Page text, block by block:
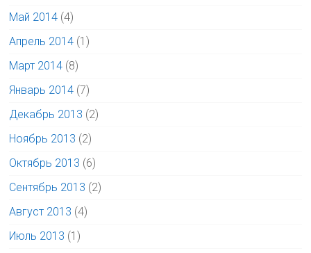
Май 2014 (4)
Апрель 2014 (1)
Март 2014 (8)
Январь 2014 (7)
Декабрь 2013 (2)
Ноябрь 2013 (2)
Октябрь 2013 (6)
Сентябрь 2013 (2)
Август 2013 (4)
Июль 2013 (1)